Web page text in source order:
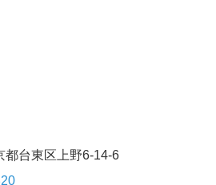
都台東区上野6-14-6